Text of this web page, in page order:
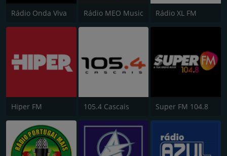
Rádio Onda Viva Rádio MEO Music Rádio XL FM
Hiper FM 105.4 Cascais Super FM 104.8